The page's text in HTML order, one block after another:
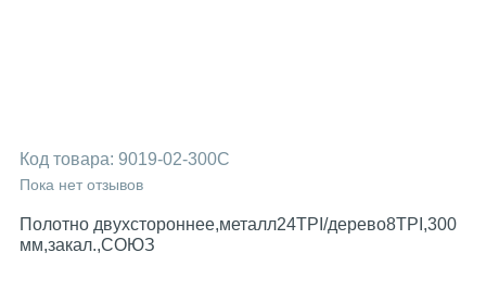
Код товара: 9019-02-300C
Пока нет отзывов
Полотно двухстороннее,металл24TPI/дерево8TPI,300
мм,закал.,СОЮЗ